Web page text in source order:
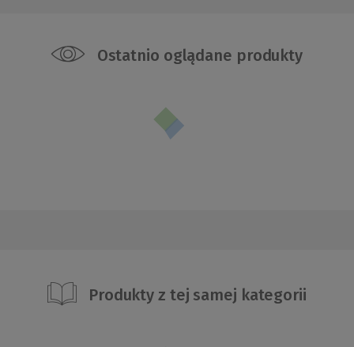
Ostatnio oglądane produkty
Produkty z tej samej kategorii